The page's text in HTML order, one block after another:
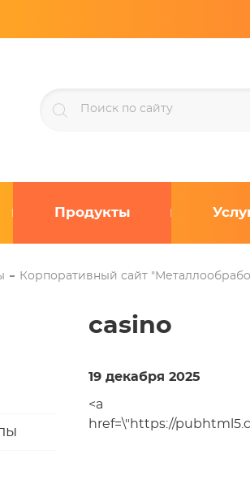
Продукты
Корпоративный сайт
casino
19 декабря 2025
<a
href=\"https://